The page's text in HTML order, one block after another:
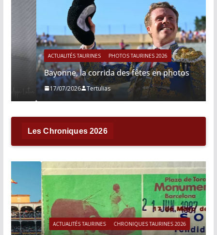
ACTUALITÉS TAURINES PHOTOS TAURINES 2026
Bayonne, la corrida des fêtes en photos
17/07/2026 Tertulias
Les Chroniques 2026
ACTUALITÉS TAURINES CHRONIQUES TAURINES 2026